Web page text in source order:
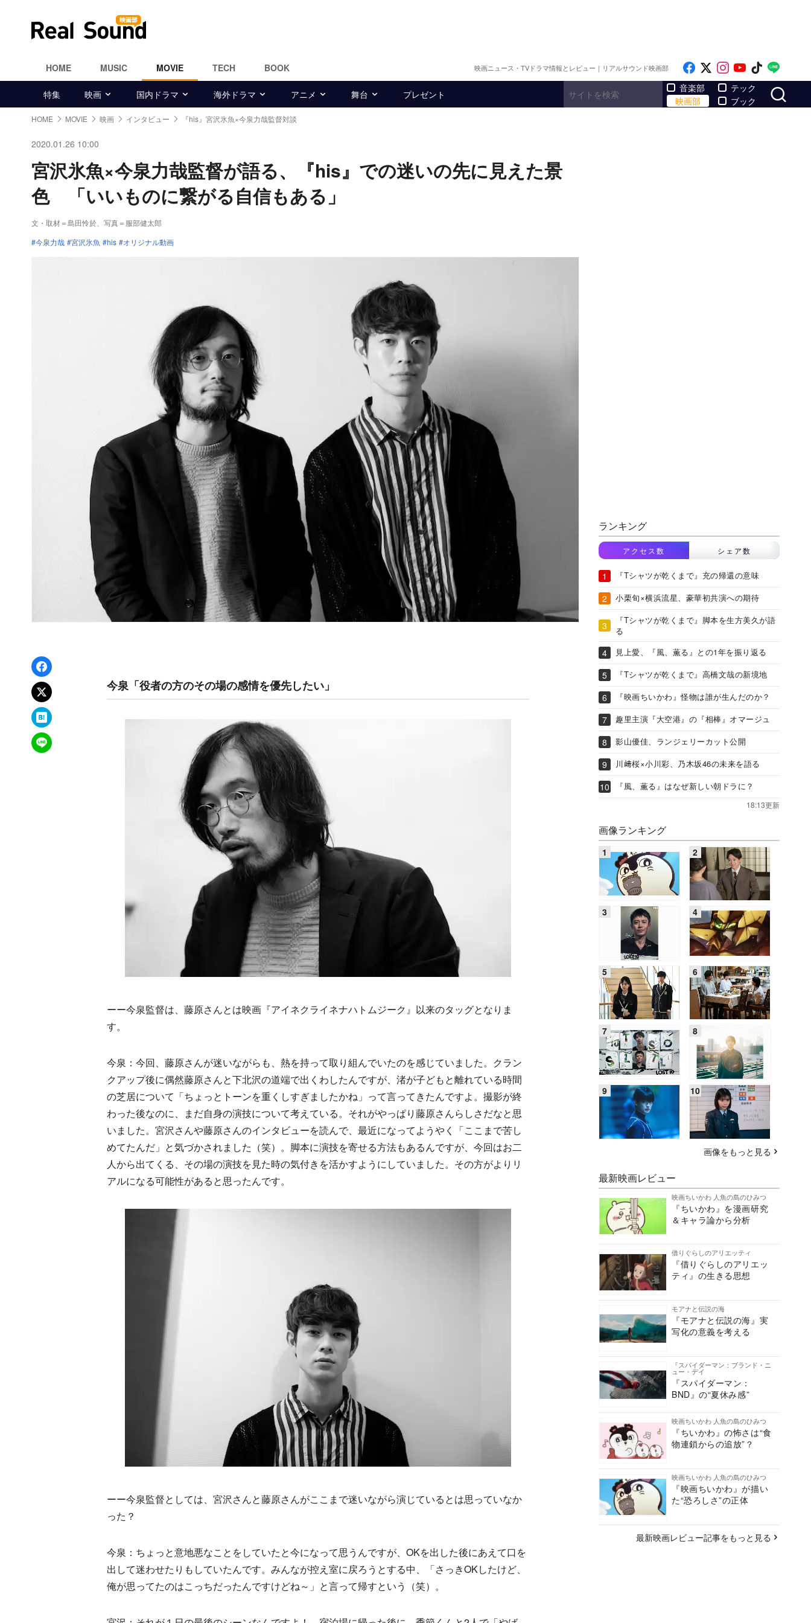
HOME MUSIC MOVIE TECH BOOK 映画ニュース・TVドラマ情報とレビュー｜リアルサウンド映画部 Like on Facebook
Follow on x
Follow on
Follow on
Follow
特集 映画 国内ドラマ 海外ドラマ アニメ 舞台 プレゼント
音楽部
映画部
テック
ブック
HOME MOVIE 映画 インタビュー 『his』宮沢氷魚×今泉力哉監督対談
2020.01.26 10:00
宮沢氷魚×今泉力哉監督が語る、『his』での迷いの先に見えた景
色 「いいものに繋がる自信もある」
文・取材＝島田怜於、写真＝服部健太郎
今泉力哉
宮沢氷魚 his オリジナル動画
Facebookでシェア
xでポスト
はてなブックマーク
LINEで送る
今泉「役者の方のその場の感情を優先したい」
ーー今泉監督は、藤原さんとは映画『アイネクライネナハトムジーク』以来のタッグとなりま
す。
今泉：今回、藤原さんが迷いながらも、熱を持って取り組んでいたのを感じていました。クラン
クアップ後に偶然藤原さんと下北沢の道端で出くわしたんですが、渚が子どもと離れている時間
の芝居について「ちょっとトーンを重くしすぎましたかね」って言ってきたんですよ。撮影が終
わった後なのに、まだ自身の演技について考えている。それがやっぱり藤原さんらしさだなと思
いました。宮沢さんや藤原さんのインタビューを読んで、最近になってようやく「ここまで苦し
めてたんだ」と気づかされました（笑）。脚本に演技を寄せる方法もあるんですが、今回はお二
人から出てくる、その場の演技を見た時の気付きを活かすようにしていました。その方がよりリ
アルになる可能性があると思ったんです。
ーー今泉監督としては、宮沢さんと藤原さんがここまで迷いながら演じているとは思っていなか
った？
今泉：ちょっと意地悪なことをしていたと今になって思うんですが、OKを出した後にあえて口を
出して迷わせたりもしていたんです。みんなが控え室に戻ろうとする中、「さっきOKしたけど、
俺が思ってたのはこっちだったんですけどね～」と言って帰すという（笑）。
ランキング
アクセス数 シェア数
『Tシャツが乾くまで』充の帰還の意味
小栗旬×横浜流星、豪華初共演への期待
『Tシャツが乾くまで』脚本を生方美久が語
る
見上愛、『風、薫る』との1年を振り返る
『Tシャツが乾くまで』高橋文哉の新境地
『映画ちいかわ』怪物は誰が生んだのか？
趣里主演『大空港』の『相棒』オマージュ
影山優佳、ランジェリーカット公開
川﨑桜×小川彩、乃木坂46の未来を語る
『風、薫る』はなぜ新しい朝ドラに？
18:13更新
画像ランキング
画像をもっと見る
最新映画レビュー
映画ちいかわ 人魚の島のひみつ
『ちいかわ』を漫画研究
＆キャラ論から分析
借りぐらしのアリエッティ
『借りぐらしのアリエッ
ティ』の生きる思想
モアナと伝説の海
『モアナと伝説の海』実
写化の意義を考える
『スパイダーマン：ブランド・ニ
ュー・デイ
『スパイダーマン：
BND』の“夏休み感”
映画ちいかわ 人魚の島のひみつ
『ちいかわ』の怖さは“食
物連鎖からの追放”？
映画ちいかわ 人魚の島のひみつ
『映画ちいかわ』が描い
た“恐ろしさ”の正体
最新映画レビュー記事をもっと見る